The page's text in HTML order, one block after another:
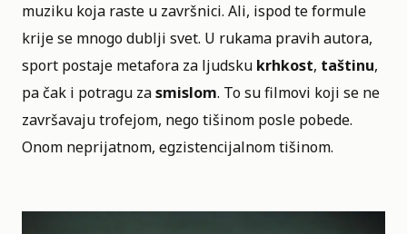
muziku koja raste u završnici. Ali, ispod te formule
krije se mnogo dublji svet. U rukama pravih autora,
sport postaje metafora za ljudsku krhkost, taštinu,
pa čak i potragu zasmislom. To su filmovi koji se ne
završavaju trofejom, nego tišinom posle pobede.
Onom neprijatnom, egzistencijalnom tišinom.